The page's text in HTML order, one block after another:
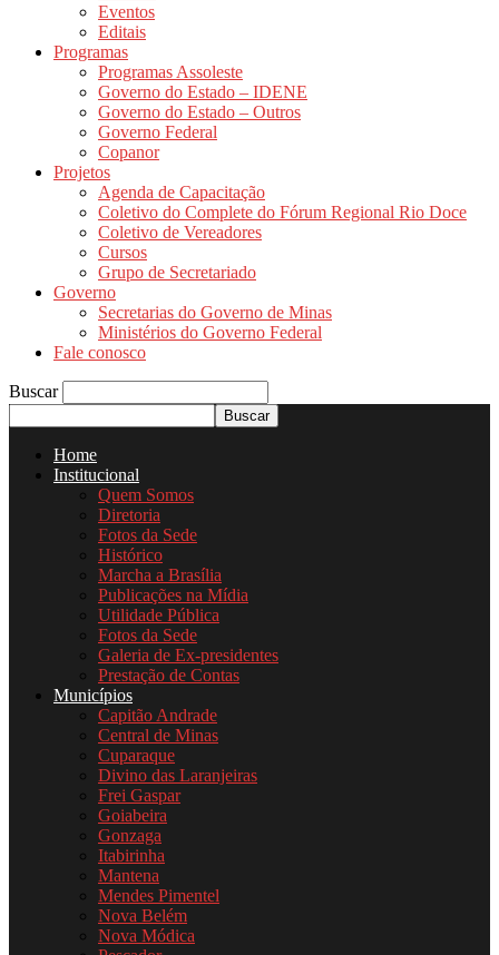
Eventos
Editais
Programas
Programas Assoleste
Governo do Estado – IDENE
Governo do Estado – Outros
Governo Federal
Copanor
Projetos
Agenda de Capacitação
Coletivo do Complete do Fórum Regional Rio Doce
Coletivo de Vereadores
Cursos
Grupo de Secretariado
Governo
Secretarias do Governo de Minas
Ministérios do Governo Federal
Fale conosco
Buscar
Home
Institucional
Quem Somos
Diretoria
Fotos da Sede
Histórico
Marcha a Brasília
Publicações na Mídia
Utilidade Pública
Fotos da Sede
Galeria de Ex-presidentes
Prestação de Contas
Municípios
Capitão Andrade
Central de Minas
Cuparaque
Divino das Laranjeiras
Frei Gaspar
Goiabeira
Gonzaga
Itabirinha
Mantena
Mendes Pimentel
Nova Belém
Nova Módica